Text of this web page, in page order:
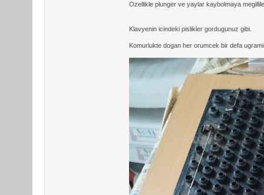
Ozellikle plunger ve yaylar kaybolmaya
Klavyenin icindeki pislikler gordugunuz gibi.
Komurlukte dogan her orumcek bir defa